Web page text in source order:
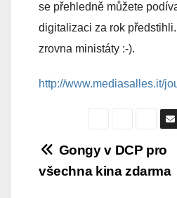
se přehledně můžete
digitalizaci za rok
zrovna ministáty :-).
http://www.mediasalles.it/
Navigace
pro
Gongy v DCP pro
všechna kina zdarma